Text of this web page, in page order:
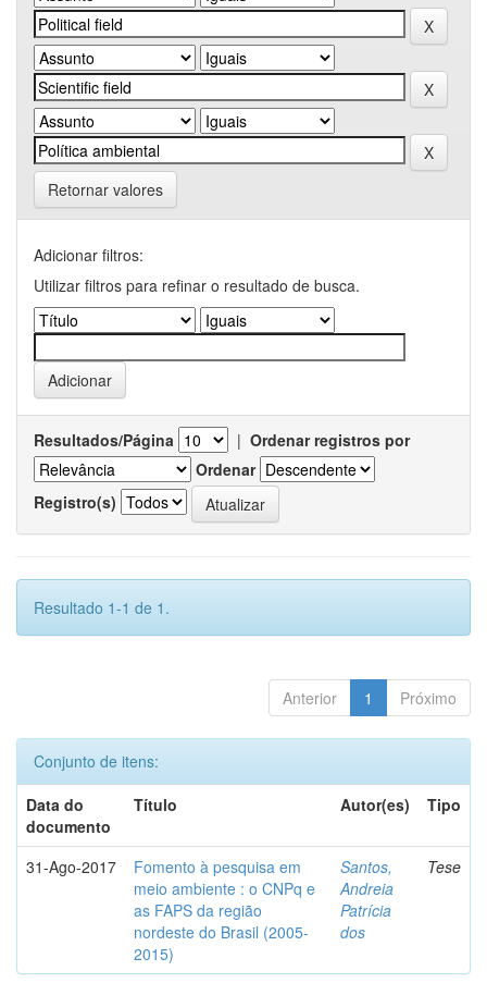
Retornar valores
Adicionar filtros:
Utilizar filtros para refinar o resultado de busca.
Resultados/Página | Ordenar registros por
Ordenar
Registro(s)
Resultado 1-1 de 1.
Anterior 1 Próximo
Conjunto de itens:
Data do
documento
Título Autor(es) Tipo
31-Ago-2017
Fomento à pesquisa em
meio ambiente : o CNPq e
as FAPS da região
nordeste do Brasil (2005-
2015)
Santos,
Andreia
Patrícia
dos
Tese